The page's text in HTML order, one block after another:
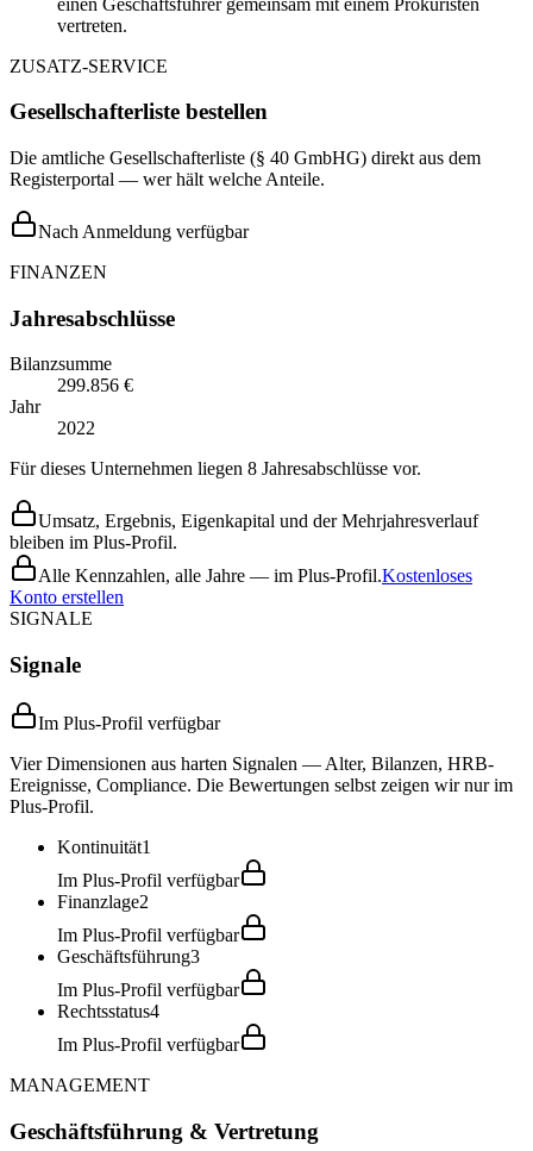
vertreten.
ZUSATZ-SERVICE
Gesellschafterliste bestellen
Die amtliche Gesellschafterliste (§ 40 GmbHG) direkt aus dem
Registerportal — wer hält welche Anteile.
Nach Anmeldung verfügbar
FINANZEN
Jahresabschlüsse
Bilanzsumme
299.856 €
Jahr
2022
Für dieses Unternehmen liegen 8 Jahresabschlüsse vor.
Umsatz, Ergebnis, Eigenkapital und der Mehrjahresverlauf
bleiben im Plus-Profil.
Alle Kennzahlen, alle Jahre — im Plus-Profil.Kostenloses
Konto erstellen
SIGNALE
Signale
Im Plus-Profil verfügbar
Vier Dimensionen aus harten Signalen — Alter, Bilanzen, HRB-
Ereignisse, Compliance. Die Bewertungen selbst zeigen wir nur im
Plus-Profil.
Kontinuität1
Im Plus-Profil verfügbar
Finanzlage2
Im Plus-Profil verfügbar
Geschäftsführung3
Im Plus-Profil verfügbar
Rechtsstatus4
Im Plus-Profil verfügbar
MANAGEMENT
Geschäftsführung & Vertretung